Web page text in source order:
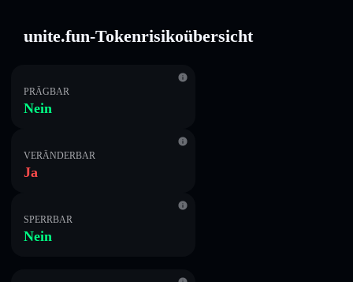
unite.fun-Tokenrisikoübersicht
PRÄGBAR
Nein
VERÄNDERBAR
Ja
SPERRBAR
Nein